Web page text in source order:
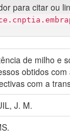
para citar ou
de milho e
obtidos
com a
J. M.